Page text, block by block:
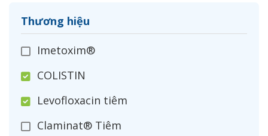
Thương hiệu
Imetoxim®
COLISTIN
Levofloxacin tiêm
Claminat® Tiêm